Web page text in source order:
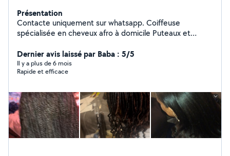
Présentation
Contacte uniquement sur whatsapp. Coiffeuse
spécialisée en cheveux afro à domicile Puteaux et
pour sublimer vos cheveux afro sans bouger de chez
vous ? Je suis Aminata, coiffeuse indépendante
passionnée, spécialisée dans l'entretien et la mise en
prestations : Tresses : vanilles, box braids, faux locs,
micro locs Locks & entretien : démarrage et retouche
de locks, micro locks Coiffures protectrices : twist out,
braid out, nattes collées, fulani braid. Coupe & conseils :
entretien et accompagnement personnalisé Retrouvez
Dernier avis laissé par Baba : 5/5
Il y a plus de 6 mois
Rapide et efficace